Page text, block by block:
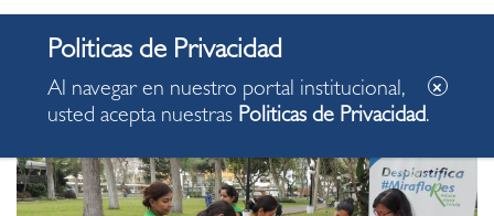
09.12.2019
Al navegar en nuestro portal institucional,
usted acepta nuestras Politicas de Privacidad.